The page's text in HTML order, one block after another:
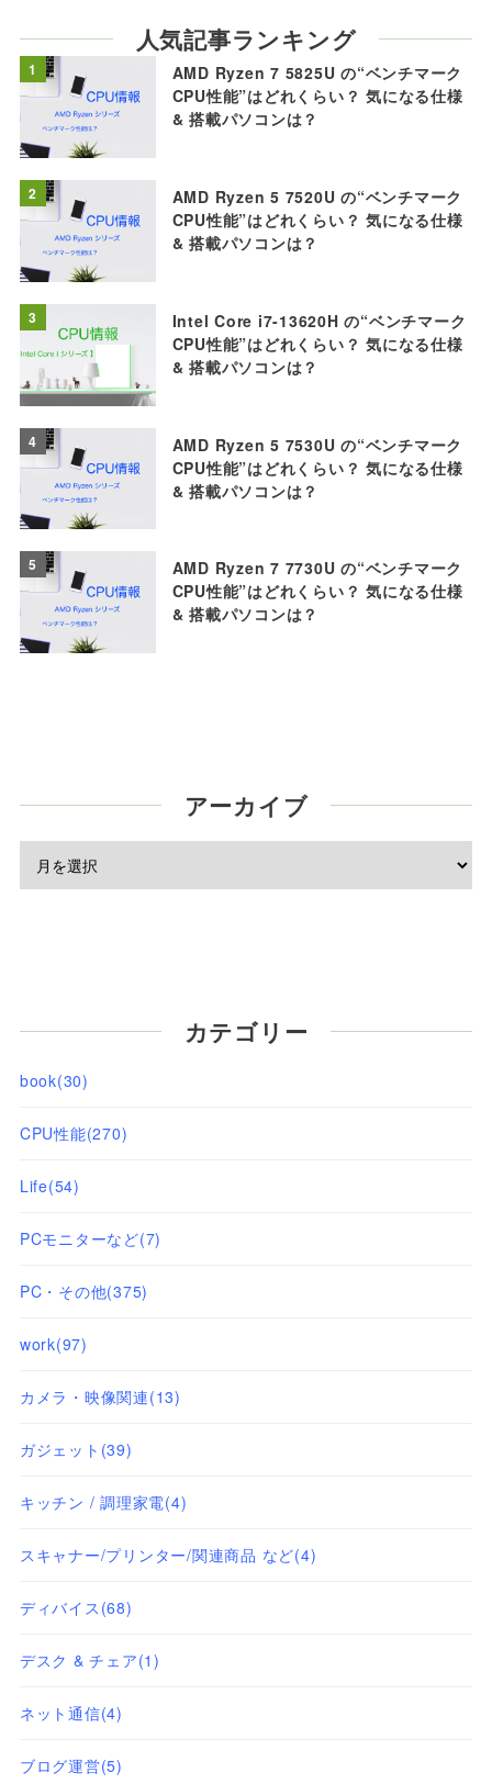
人気記事ランキング
1
AMD Ryzen 7 5825U の“ベンチマーク
CPU性能”はどれくらい？ 気になる仕様
& 搭載パソコンは？
2
AMD Ryzen 5 7520U の“ベンチマーク
CPU性能”はどれくらい？ 気になる仕様
& 搭載パソコンは？
3
Intel Core i7-13620H の“ベンチマーク
CPU性能”はどれくらい？ 気になる仕様
& 搭載パソコンは？
4
AMD Ryzen 5 7530U の“ベンチマーク
CPU性能”はどれくらい？ 気になる仕様
& 搭載パソコンは？
5
AMD Ryzen 7 7730U の“ベンチマーク
CPU性能”はどれくらい？ 気になる仕様
& 搭載パソコンは？
アーカイブ
カテゴリー
book(30)
CPU性能(270)
Life(54)
PCモニターなど(7)
PC・その他(375)
work(97)
カメラ・映像関連(13)
ガジェット (39)
キッチン / 調理家電(4)
スキャナー/プリンター/関連商品 など(4)
ディバイス (68)
デスク & チェア(1)
ネット通信(4)
ブログ運営(5)